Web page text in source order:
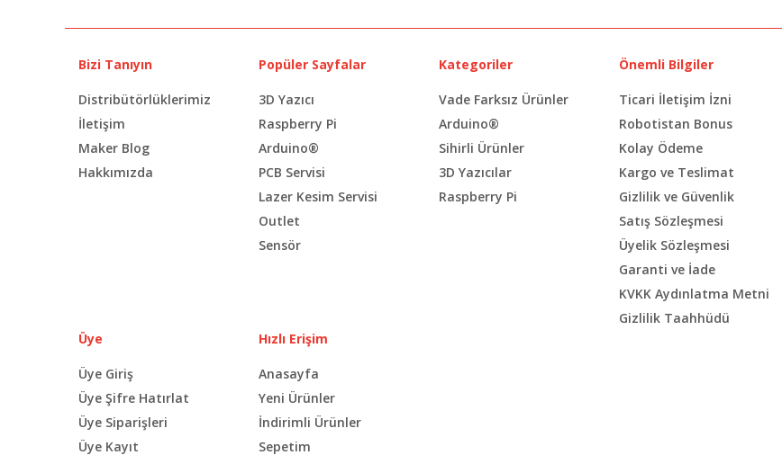
Bizi Tanıyın
Distribütörlüklerimiz
İletişim
Maker Blog
Hakkımızda
Popüler Sayfalar
3D Yazıcı
Raspberry Pi
Arduino®
PCB Servisi
Lazer Kesim Servisi
Outlet
Sensör
Kategoriler
Vade Farksız Ürünler
Arduino®
Sihirli Ürünler
3D Yazıcılar
Raspberry Pi
Önemli Bilgiler
Ticari İletişim İzni
Robotistan Bonus
Kolay Ödeme
Kargo ve Teslimat
Gizlilik ve Güvenlik
Satış Sözleşmesi
Üyelik Sözleşmesi
Garanti ve İade
KVKK Aydınlatma Metni
Gizlilik Taahhüdü
Üye
Üye Giriş
Üye Şifre Hatırlat
Üye Siparişleri
Üye Kayıt
Hızlı Erişim
Anasayfa
Yeni Ürünler
İndirimli Ürünler
Sepetim